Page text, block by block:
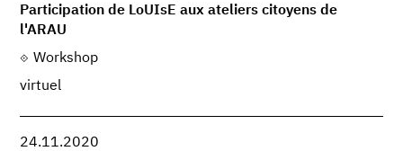
Participation de LoUIsE aux ateliers citoyens de
l'ARAU
Workshop
virtuel
24.11.2020